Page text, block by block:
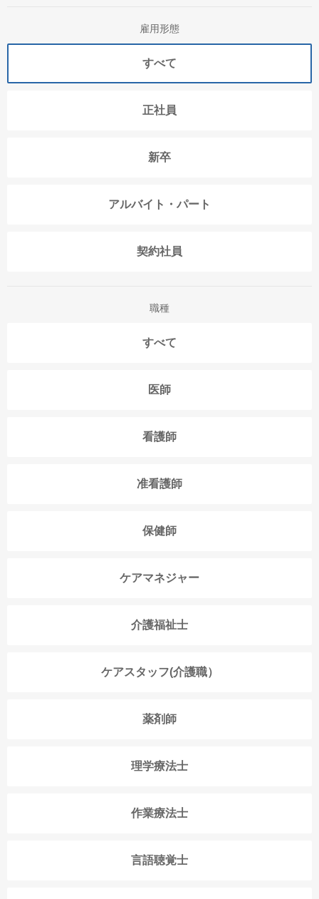
雇用形態
すべて
正社員
新卒
アルバイト・パート
契約社員
職種
すべて
医師
看護師
准看護師
保健師
ケアマネジャー
介護福祉士
ケアスタッフ(介護職）
薬剤師
理学療法士
作業療法士
言語聴覚士